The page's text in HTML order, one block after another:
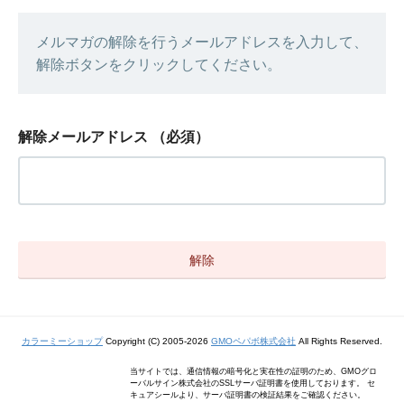
メルマガの解除を行うメールアドレスを入力して、
解除ボタンをクリックしてください。
解除メールアドレス （必須）
カラーミーショップCopyright (C) 2005-2026 GMOペパボ株式会社 All Rights Reserved.
当サイトでは、通信情報の暗号化と実在性の証明のため、GMOグロ
ーバルサイン株式会社のSSLサーバ証明書を使用しております。 セ
キュアシールより、サーバ証明書の検証結果をご確認ください。